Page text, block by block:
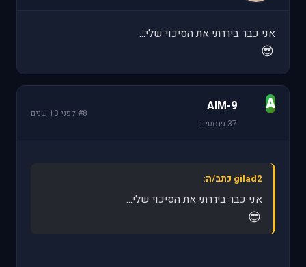
אני כבר ביררתי את הסיכוי שלי...
😎
A
AIM-9
37 פוסטים
#8
·לפני 13 שנים
gilad2 כתב/ה:
אני כבר ביררתי את הסיכוי שלי...
😎